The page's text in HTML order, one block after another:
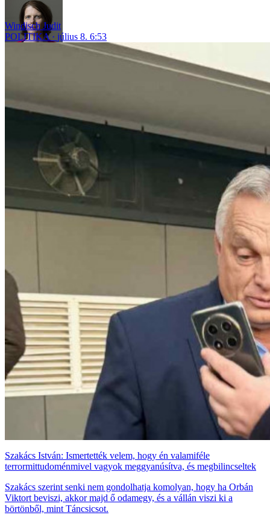
Windisch Judit
POLITIKA
július 8. 6:53
Szakács István: Ismertették velem, hogy én valamiféle
terrormittudoménmivel vagyok meggyanúsítva, és megbilincseltek
Szakács szerint senki nem gondolhatja komolyan, hogy ha Orbán
Viktort beviszi, akkor majd ő odamegy, és a vállán viszi ki a
börtönből, mint Táncsicsot.